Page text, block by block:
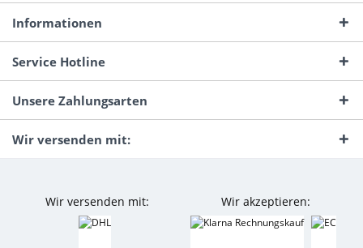
Informationen
Service Hotline
Unsere Zahlungsarten
Wir versenden mit:
Wir versenden mit: Wir akzeptieren: